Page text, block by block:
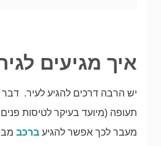
איך מגיעים
יש הרבה דרכים להגיע לעיר.
תעופה (מיועד בעיקר לטיסות
מעבר לכך אפשר להגיע ברכב